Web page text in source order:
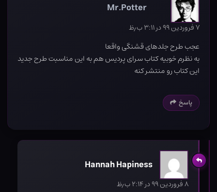
Mr.Potter
۷ فروردین ۹۹ در ۳:۱۱ ب٫ظ
عجب طرح جلدهای قشنگی واقعا
به نظرم خوبیه کتاب سرای پردیس هم به این مناسبت طرح جدید
این کتاب رو منتشر کنه
پاسخ
Hannah Hapiness
۸ فروردین ۹۹ در ۲:۱۴ ب٫ظ